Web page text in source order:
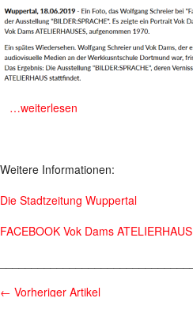
…weiterlesen
Weitere Informationen:
Die Stadtzeitung Wuppertal
FACEBOOK Vok Dams ATELIERHAUS
← Vorheriger Artikel